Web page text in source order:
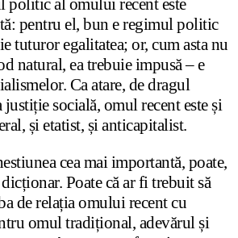
pentru el, bun e regimul politic
tuturor egalitatea; or, cum asta nu
natural, ea trebuie impusă – e
Ca atare, de dragul
socială, omul recent este și
și etatist, și anticapitalist.
cea mai importantă, poate,
Poate că ar fi trebuit să
de relația omului recent cu
omul tradițional, adevărul și